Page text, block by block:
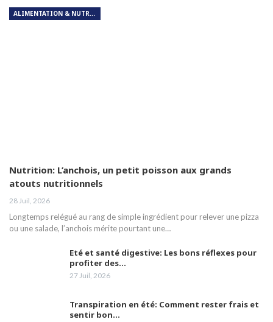
ALIMENTATION & NUTRITION
Nutrition: L’anchois, un petit poisson aux grands
atouts nutritionnels
28 Juil, 2026
Longtemps relégué au rang de simple ingrédient pour relever une pizza
ou une salade, l’anchois mérite pourtant une…
Eté et santé digestive: Les bons réflexes pour
profiter des…
27 Juil, 2026
Transpiration en été: Comment rester frais et
sentir bon…